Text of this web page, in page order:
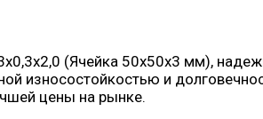
(Ячейка 50х50х3 мм),
износостойкостью и
цены на рынке.